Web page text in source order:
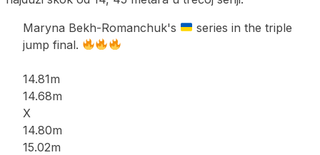
Maryna Bekh-Romanchuk's
series in the triple
jump final.
14.81m
14.68m
X
14.80m
15.02m